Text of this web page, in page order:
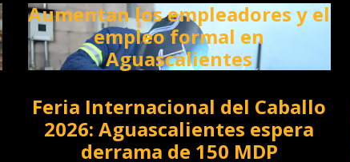
Aumentan los empleadores y el
empleo formal en
Aguascalientes
Feria Internacional del Caballo
2026: Aguascalientes espera
derrama de 150 MDP